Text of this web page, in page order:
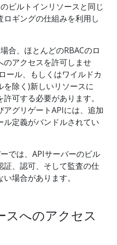
ビルトインリソースと同じ
ギングの仕組みを利用し
合、ほとんどのRBACのロ
のアクセスを許可しませ
ール、もしくはワイルドカ
を除く)新しいリソースに
可する必要があります。
アグリゲートAPIには、追加
定義がバンドルされてい
では、APIサーバーのビル
証、認可、そして監査の仕
場合があります。
スへのアクセス